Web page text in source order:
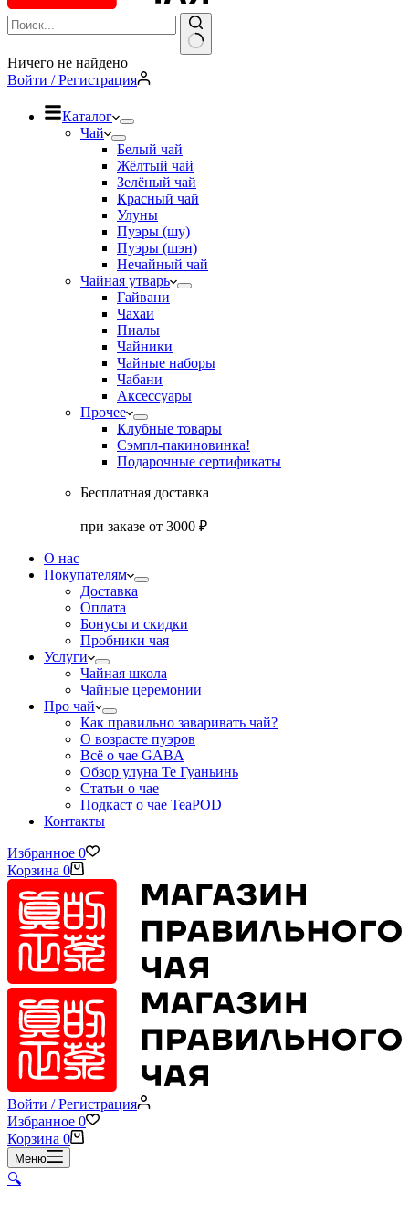
Ничего не найдено
Войти / Регистрация
Каталог
Чай
Белый чай
Жёлтый чай
Зелёный чай
Красный чай
Улуны
Пуэры (шу)
Пуэры (шэн)
Нечайный чай
Чайная утварь
Гайвани
Чахаи
Пиалы
Чайники
Чайные наборы
Чабани
Аксессуары
Прочее
Клубные товары
Сэмпл-пакиновинка!
Подарочные сертификаты
Бесплатная доставка
при заказе от 3000 ₽
О нас
Покупателям
Доставка
Оплата
Бонусы и скидки
Пробники чая
Услуги
Чайная школа
Чайные церемонии
Про чай
Как правильно заваривать чай?
О возрасте пуэров
Всё о чае GABA
Обзор улуна Те Гуаньинь
Статьи о чае
Подкаст о чае TeaPOD
Контакты
Избранное 0
Корзина 0
Войти / Регистрация
Избранное 0
Корзина 0
Меню
🔍